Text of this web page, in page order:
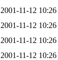
2001-11-12 10:26
2001-11-12 10:26
2001-11-12 10:26
2001-11-12 10:26